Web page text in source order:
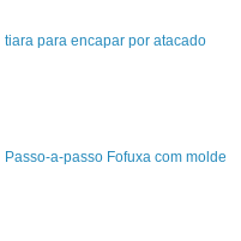
tiara para encapar por atacado
Passo-a-passo Fofuxa com molde